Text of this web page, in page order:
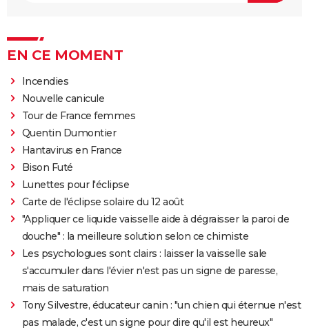
EN CE MOMENT
Incendies
Nouvelle canicule
Tour de France femmes
Quentin Dumontier
Hantavirus en France
Bison Futé
Lunettes pour l'éclipse
Carte de l'éclipse solaire du 12 août
"Appliquer ce liquide vaisselle aide à dégraisser la paroi de
douche" : la meilleure solution selon ce chimiste
Les psychologues sont clairs : laisser la vaisselle sale
s'accumuler dans l'évier n'est pas un signe de paresse,
mais de saturation
Tony Silvestre, éducateur canin : "un chien qui éternue n'est
pas malade, c'est un signe pour dire qu'il est heureux"